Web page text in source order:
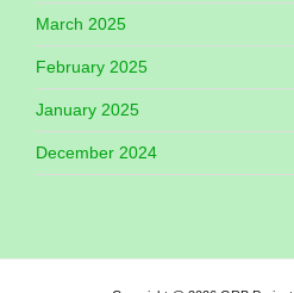
March 2025
February 2025
January 2025
December 2024